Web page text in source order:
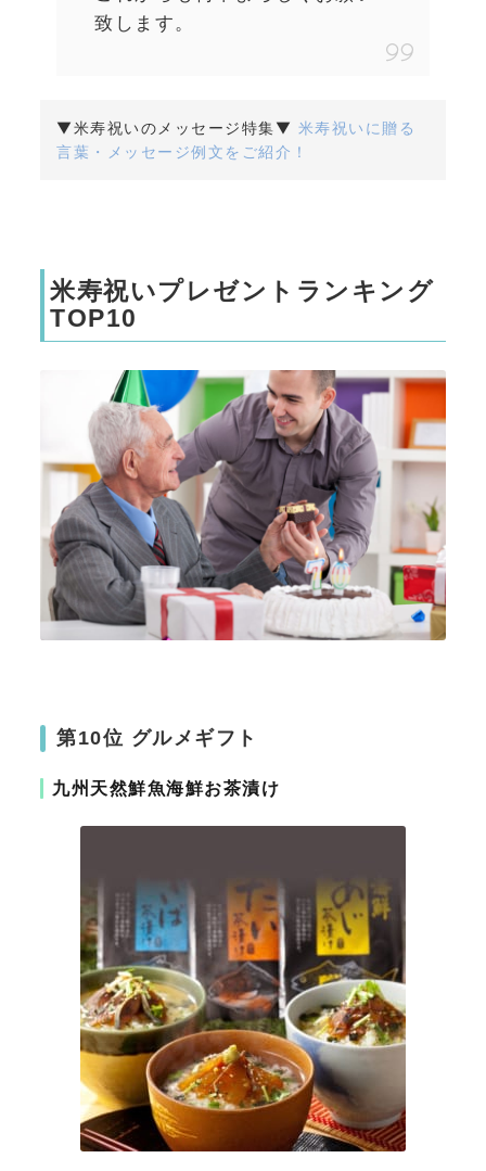
致します。
▼米寿祝いのメッセージ特集▼ 米寿祝いに贈る
言葉・メッセージ例文をご紹介！
米寿祝いプレゼントランキング
TOP10
第10位 グルメギフト
九州天然鮮魚海鮮お茶漬け